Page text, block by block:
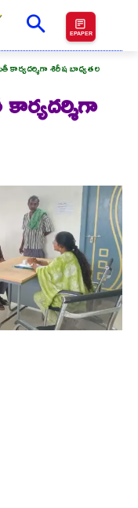
EPAPER
శిరీష బాధ్యతల